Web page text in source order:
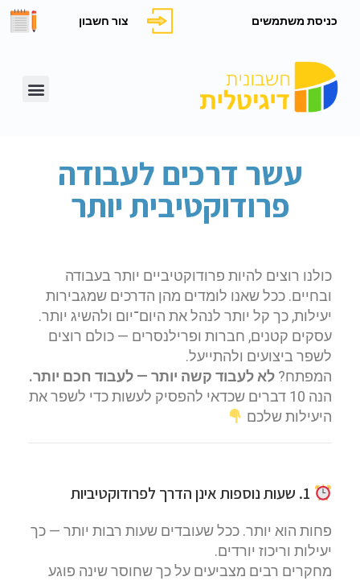
צור חשבון כניסת משתמשים
עשר דרכים לעבודה
פרודוקטיבית יותר
כולנו רוצים להיות פרודוקטיביים יותר בעבודה
ובחיים. ככל שאנו לומדים מהן הדרכים שמגבירות
יעילות, כך קל יותר לנהל את היום־יום ולהשיג יותר.
עסקים קטנים, חברות ופרילנסרים — כולם רוצים
לשפר ביצועים ולהתייעל.
המפתח? לא לעבוד קשה יותר — לעבוד חכם יותר.
הנה 10 דברים שכדאי להפסיק לעשות כדי לשפר את
היעילות שלכם
פחות הוא יותר. ככל שעובדים שעות רבות יותר — כך
יעילות וריכוז יורדים.
מחקרים רבים מצביעים על כך שחוסר שינה פוגע